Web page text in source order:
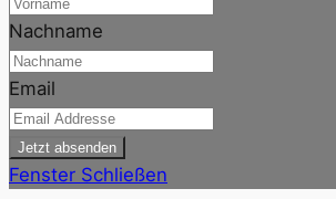
Nachname
Email
Jetzt absenden
Fenster Schließen